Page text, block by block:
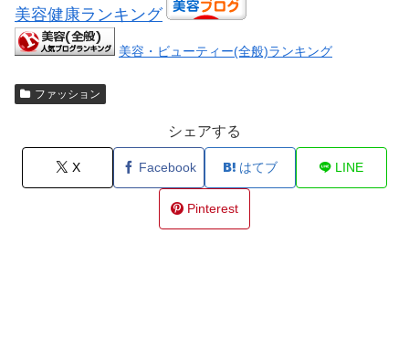
美容健康ランキング
美容・ビューティー(全般)ランキング
ファッション
シェアする
X Facebook はてブ LINE
Pinterest